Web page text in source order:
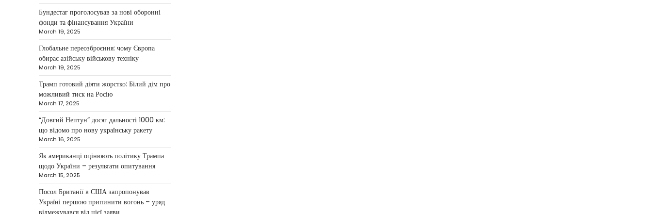
NEWS
Велика Британія та
Норвегія передадуть
Україні безпілотники та
обладнання на $580
мільйонів
Верещагин Ігор April 11, 2025
Велика Британія та Норвегія
оголосили про спільне
фінансування нового оборонного
пакета для України на суму…
NEWS
Investment case study:
Maksym Krippa tells how
he built a business
empire
Бундестаг проголосував за нові оборонні
фонди та фінансування України
March 19, 2025
Глобальне переозброєння: чому Європа
обирає азійську військову техніку
March 19, 2025
Трамп готовий діяти жорстко: Білий дім про
можливий тиск на Росію
March 17, 2025
“Довгий Нептун” досяг дальності 1000 км:
що відомо про нову українську ракету
March 16, 2025
Як американці оцінюють політику Трампа
щодо України – результати опитування
March 15, 2025
Посол Британії в США запропонував
Україні першою припинити вогонь – уряд
відмежувався від цієї заяви